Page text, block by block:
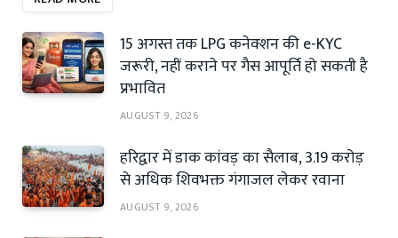
15 अगस्त तक LPG कनेक्शन की e-KYC
जरूरी, नहीं कराने पर गैस आपूर्ति हो सकती है
प्रभावित
AUGUST 9, 2026
हरिद्वार में डाक कांवड़ का सैलाब, 3.19 करोड़
से अधिक शिवभक्त गंगाजल लेकर रवाना
AUGUST 9, 2026